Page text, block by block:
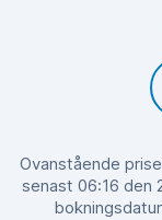
Ovanstående
senast 06:16 den